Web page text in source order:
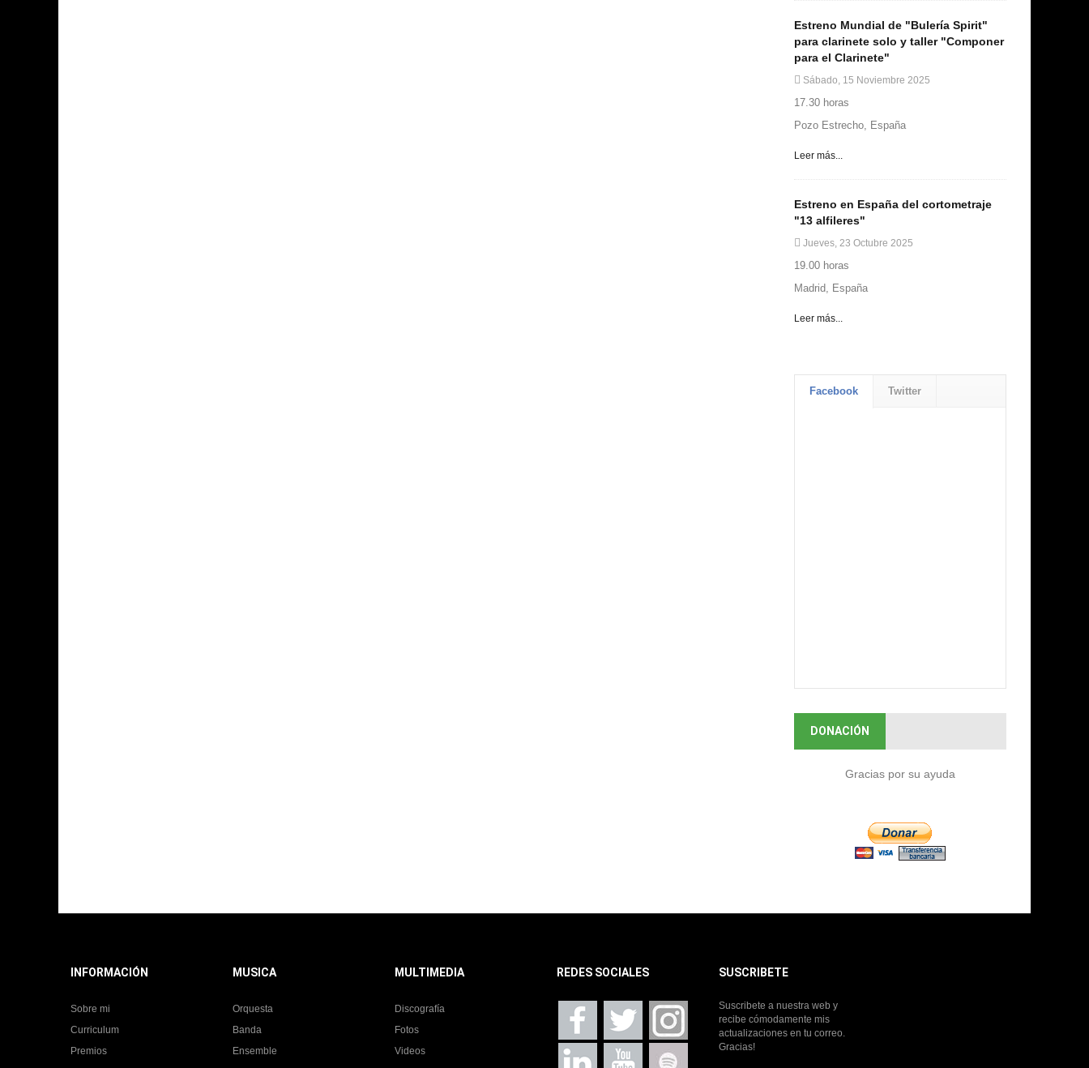
Estreno Mundial de "Bulería Spirit"
para clarinete solo y taller "Componer
para el Clarinete"
Sábado, 15 Noviembre 2025
17.30 horas
Pozo Estrecho, España
Leer más...
Estreno en España del cortometraje
"13 alfileres"
Jueves, 23 Octubre 2025
19.00 horas
Madrid, España
Leer más...
Facebook Twitter
DONACIÓN
Gracias por su ayuda
INFORMACIÓN
Sobre mi
Curriculum
Premios
MUSICA
Orquesta
Banda
Ensemble
MULTIMEDIA
Discografía
Fotos
Videos
REDES SOCIALES SUSCRIBETE
Suscribete a nuestra web y
recibe cómodamente mis
actualizaciones en tu correo.
Gracias!